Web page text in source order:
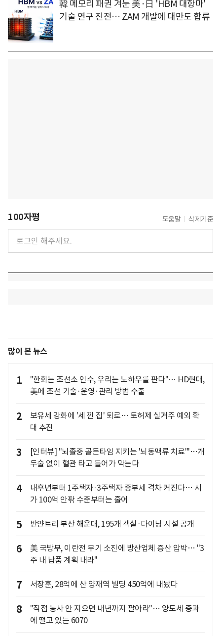
韓 메모리 패권 겨눈 美·日 'HBM 대항마'
기술 연구 진전… ZAM 개발에 대만도 합류
100자평 도움말 삭제기준
많이 본 뉴스
1
"한화는 조선소 인수, 우리는 노하우를 판다"… HD현대,
美에 조선 기술·운영·관리 방법 수출
2
보유세 강화에 '세 낀 집' 퇴로… 토허제 실거주 예외 확
대 추진
3
[인터뷰] "뇌졸중 골든타임 지키는 '뇌동맥류 치료'"…개
두술 없이 혈관 타고 들어가 막는다
4
내후년부터 1주택자·3주택자 종부세 격차 커진다… 시
가 100억 안팎 수준부터는 줄어
5 반얀트리 부산 해운대, 195개 객실·다이닝 시설 공개
6
美 국방부, 이란전 무기 소진에 방산업체 증산 압박… "3
주 내 납품 계획 내라"
7 서장훈, 28억에 산 양재역 빌딩 450억에 내놨다
8
"직접 농사 안 지으면 내년까지 팔아라"… 양도세 중과
에 떨고 있는 6070